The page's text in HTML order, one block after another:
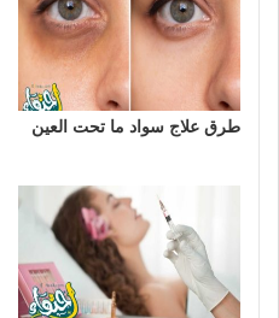
طرق علاج سواد ما تحت العين